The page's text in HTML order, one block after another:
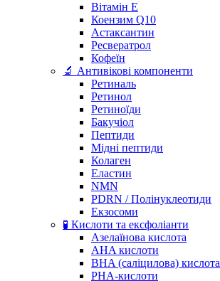
Вітамін Е
Коензим Q10
Астаксантин
Ресвератрол
Кофеїн
🔬 Антивікові компоненти
Ретиналь
Ретинол
Ретиноїди
Бакучіол
Пептиди
Мідні пептиди
Колаген
Еластин
NMN
PDRN / Полінуклеотиди
Екзосоми
🧪 Кислоти та ексфоліанти
Азелаїнова кислота
AHA кислоти
BHA (саліцилова) кислота
PHA-кислоти